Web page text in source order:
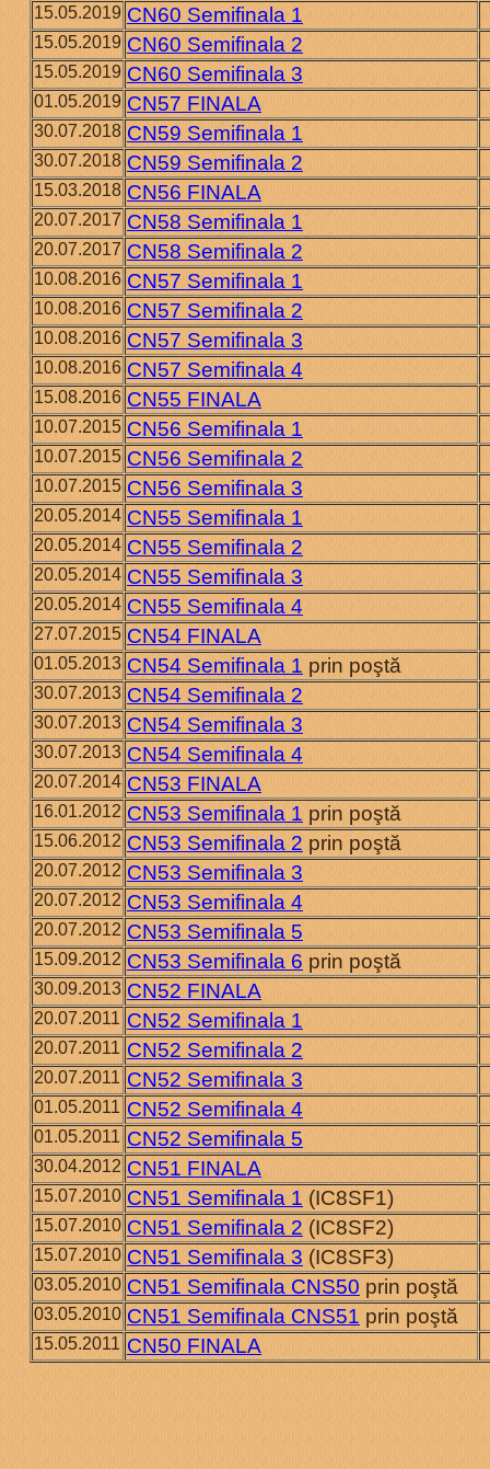
15.05.2019 CN60 Semifinala 1
15.05.2019 CN60 Semifinala 2
15.05.2019 CN60 Semifinala 3
01.05.2019 CN57 FINALA
30.07.2018 CN59 Semifinala 1
30.07.2018 CN59 Semifinala 2
15.03.2018 CN56 FINALA
20.07.2017 CN58 Semifinala 1
20.07.2017 CN58 Semifinala 2
10.08.2016 CN57 Semifinala 1
10.08.2016 CN57 Semifinala 2
10.08.2016 CN57 Semifinala 3
10.08.2016 CN57 Semifinala 4
15.08.2016 CN55 FINALA
10.07.2015 CN56 Semifinala 1
10.07.2015 CN56 Semifinala 2
10.07.2015 CN56 Semifinala 3
20.05.2014 CN55 Semifinala 1
20.05.2014 CN55 Semifinala 2
20.05.2014 CN55 Semifinala 3
20.05.2014 CN55 Semifinala 4
27.07.2015 CN54 FINALA
01.05.2013 CN54 Semifinala 1 prin poştă
30.07.2013 CN54 Semifinala 2
30.07.2013 CN54 Semifinala 3
30.07.2013 CN54 Semifinala 4
20.07.2014 CN53 FINALA
16.01.2012 CN53 Semifinala 1 prin poştă
15.06.2012 CN53 Semifinala 2 prin poştă
20.07.2012 CN53 Semifinala 3
20.07.2012 CN53 Semifinala 4
20.07.2012 CN53 Semifinala 5
15.09.2012 CN53 Semifinala 6 prin poştă
30.09.2013 CN52 FINALA
20.07.2011 CN52 Semifinala 1
20.07.2011 CN52 Semifinala 2
20.07.2011 CN52 Semifinala 3
01.05.2011 CN52 Semifinala 4
01.05.2011 CN52 Semifinala 5
30.04.2012 CN51 FINALA
15.07.2010 CN51 Semifinala 1 (IC8SF1)
15.07.2010 CN51 Semifinala 2 (IC8SF2)
15.07.2010 CN51 Semifinala 3 (IC8SF3)
03.05.2010 CN51 Semifinala CNS50 prin poştă
03.05.2010 CN51 Semifinala CNS51 prin poştă
15.05.2011 CN50 FINALA